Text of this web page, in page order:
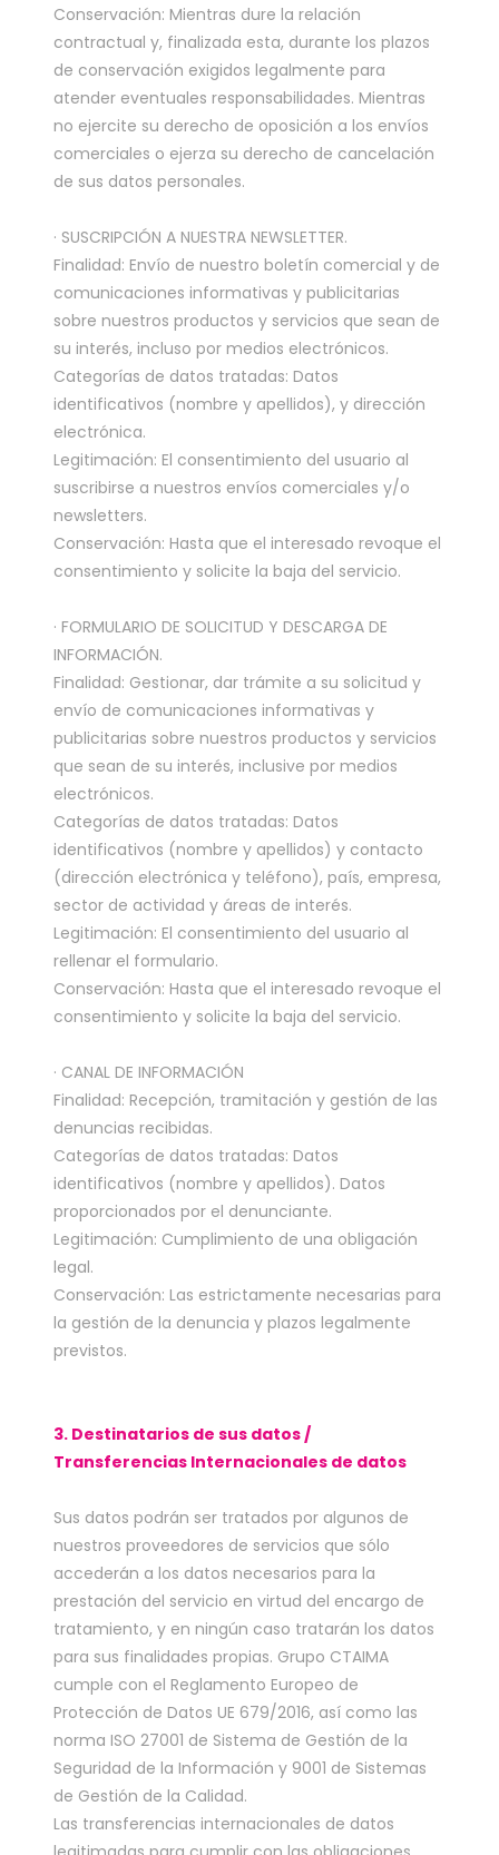
Conservación: Mientras dure la relación
contractual y, finalizada esta, durante los plazos
de conservación exigidos legalmente para
atender eventuales responsabilidades. Mientras
no ejercite su derecho de oposición a los envíos
comerciales o ejerza su derecho de cancelación
de sus datos personales.
· SUSCRIPCIÓN A NUESTRA NEWSLETTER.
Finalidad: Envío de nuestro boletín comercial y de
comunicaciones informativas y publicitarias
sobre nuestros productos y servicios que sean de
su interés, incluso por medios electrónicos.
Categorías de datos tratadas: Datos
identificativos (nombre y apellidos), y dirección
electrónica.
Legitimación: El consentimiento del usuario al
suscribirse a nuestros envíos comerciales y/o
newsletters.
Conservación: Hasta que el interesado revoque el
consentimiento y solicite la baja del servicio.
· FORMULARIO DE SOLICITUD Y DESCARGA DE
INFORMACIÓN.
Finalidad: Gestionar, dar trámite a su solicitud y
envío de comunicaciones informativas y
publicitarias sobre nuestros productos y servicios
que sean de su interés, inclusive por medios
electrónicos.
Categorías de datos tratadas: Datos
identificativos (nombre y apellidos) y contacto
(dirección electrónica y teléfono), país, empresa,
sector de actividad y áreas de interés.
Legitimación: El consentimiento del usuario al
rellenar el formulario.
Conservación: Hasta que el interesado revoque el
consentimiento y solicite la baja del servicio.
· CANAL DE INFORMACIÓN
Finalidad: Recepción, tramitación y gestión de las
denuncias recibidas.
Categorías de datos tratadas: Datos
identificativos (nombre y apellidos). Datos
proporcionados por el denunciante.
Legitimación: Cumplimiento de una obligación
legal.
Conservación: Las estrictamente necesarias para
la gestión de la denuncia y plazos legalmente
previstos.
3. Destinatarios de sus datos /
Transferencias Internacionales de datos
Sus datos podrán ser tratados por algunos de
nuestros proveedores de servicios que sólo
accederán a los datos necesarios para la
prestación del servicio en virtud del encargo de
tratamiento, y en ningún caso tratarán los datos
para sus finalidades propias. Grupo CTAIMA
cumple con el Reglamento Europeo de
Protección de Datos UE 679/2016, así como las
norma ISO 27001 de Sistema de Gestión de la
Seguridad de la Información y 9001 de Sistemas
de Gestión de la Calidad.
Las transferencias internacionales de datos